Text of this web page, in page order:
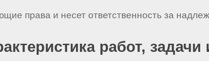
права и несет ответственность за
работ,